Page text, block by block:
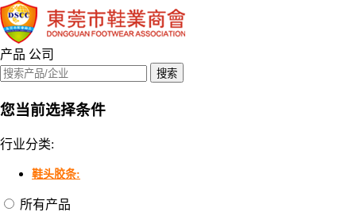
产品 公司
您当前选择条件
行业分类:
鞋头胶条:
所有产品